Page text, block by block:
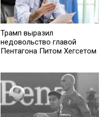
Трамп выразил
недовольство главой
Пентагона Питом Хегсетом